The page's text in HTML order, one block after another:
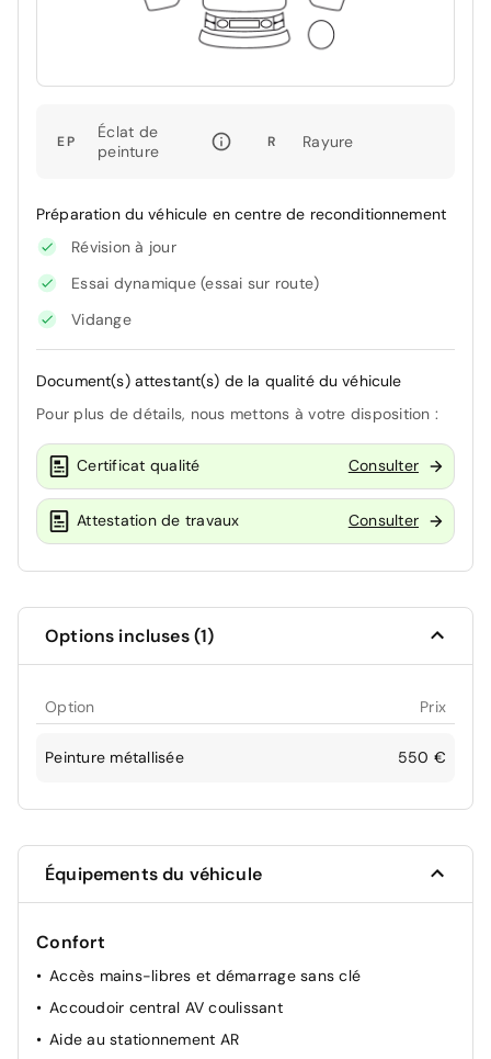
EP
Éclat de
peinture
R Rayure
Préparation du véhicule en centre de reconditionnement
Révision à jour
Essai dynamique (essai sur route)
Vidange
Document(s) attestant(s) de la qualité du véhicule
Pour plus de détails, nous mettons à votre disposition :
Certificat qualité Consulter
Attestation de travaux Consulter
Options incluses (1)
Option Prix
Peinture métallisée 550 €
Équipements du véhicule
Confort
Accès mains-libres et démarrage sans clé
Accoudoir central AV coulissant
Aide au stationnement AR